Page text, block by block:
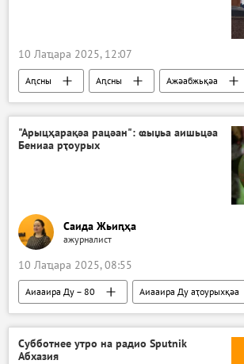
10 Лаҵара 2025, 12:07
Аԥсны Аԥсны Ажәабжьқәа
"Арыцҳарақәа рацәан": ҩыџьа аишьцәа
Бениаа рҭоурых
Саида Жьиԥҳа
ажурналист
10 Лаҵара 2025, 08:55
Аиааира Ду – 80
Аиааира Ду аҭоурыхқәа
Аиааира ду ҳзаазгаз
Аналитикеи аиҿцәажәарақәеи
Субботнее утро на радио Sputnik
Абхазия